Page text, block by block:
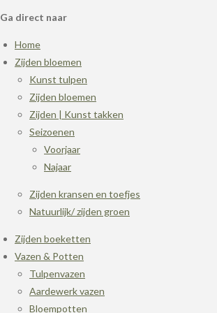
Ga direct naar
Home
Zijden bloemen
Kunst tulpen
Zijden bloemen
Zijden | Kunst takken
Seizoenen
Voorjaar
Najaar
Zijden kransen en toefjes
Natuurlijk/ zijden groen
Zijden boeketten
Vazen & Potten
Tulpenvazen
Aardewerk vazen
Bloempotten